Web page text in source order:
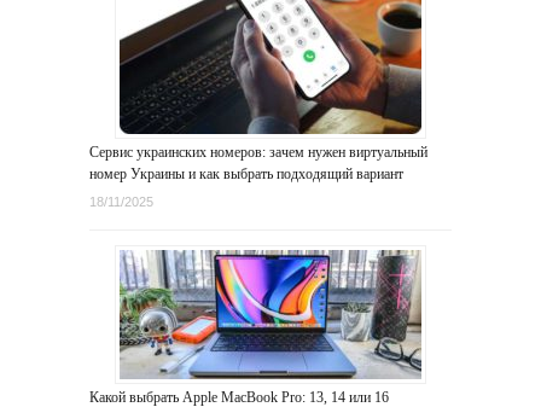
Сервис украинских номеров: зачем нужен виртуальный
номер Украины и как выбрать подходящий вариант
18/11/2025
Какой выбрать Apple MacBook Pro: 13, 14 или 16